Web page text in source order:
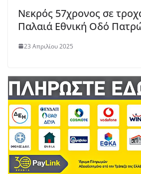
Νεκρός 57χρονος σε
Παλαιά Εθνική Οδό
23 Απριλίου 2025